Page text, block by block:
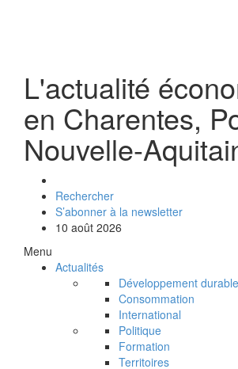
L'actualité
en Charentes,
Nouvelle-
Rechercher
S’abonner à la newsletter
10 août 2026
Menu
Actualités
Développement durable
Consommation
International
Politique
Formation
Territoires